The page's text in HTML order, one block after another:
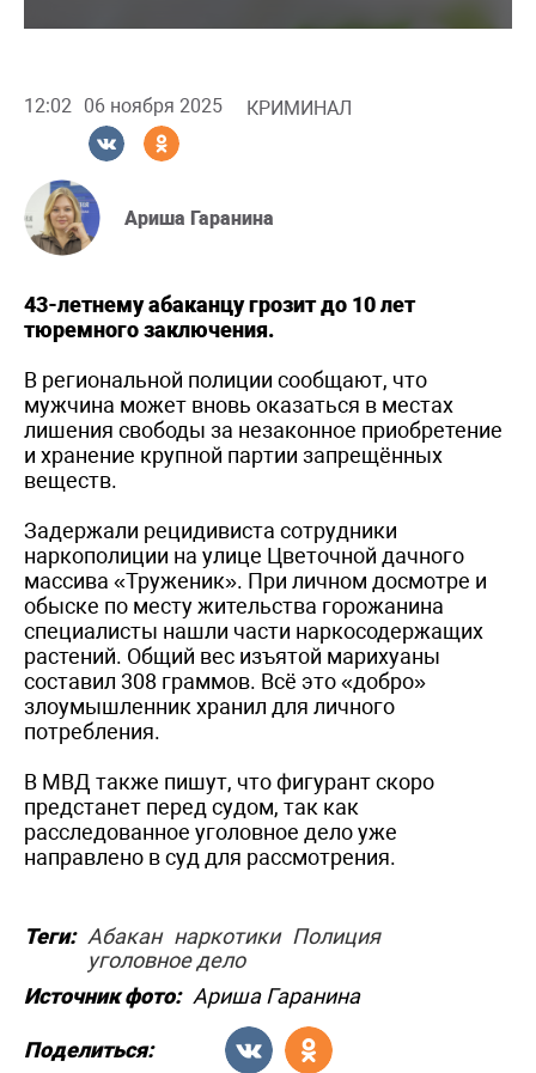
12:02 06 ноября 2025 КРИМИНАЛ
Ариша Гаранина
43-летнему абаканцу грозит до 10 лет
тюремного заключения.
В региональной полиции сообщают, что
мужчина может вновь оказаться в местах
лишения свободы за незаконное приобретение
и хранение крупной партии запрещённых
веществ.
Задержали рецидивиста сотрудники
наркополиции на улице Цветочной дачного
массива «Труженик». При личном досмотре и
обыске по месту жительства горожанина
специалисты нашли части наркосодержащих
растений. Общий вес изъятой марихуаны
составил 308 граммов. Всё это «добро»
злоумышленник хранил для личного
потребления.
В МВД также пишут, что фигурант скоро
предстанет перед судом, так как
расследованное уголовное дело уже
направлено в суд для рассмотрения.
Теги: Абакан наркотики Полиция
уголовное дело
Источник фото: Ариша Гаранина
Поделиться: